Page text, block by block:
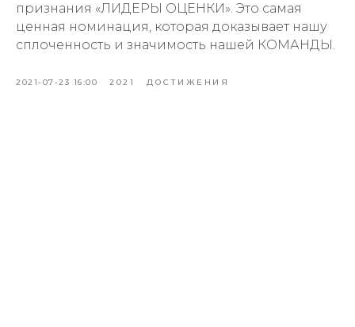
признания «ЛИДЕРЫ ОЦЕНКИ». Это самая
ценная номинация, которая доказывает нашу
сплоченность и значимость нашей КОМАНДЫ.
2021-07-23 16:00 2021 ДОСТИЖЕНИЯ